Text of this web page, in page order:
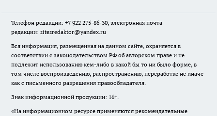
Телефон редакции: +7 922 275-86-30, электронная почта
редакции: sitesredaktor@yandex.ru
Вся информация, размещенная на данном сайте, охраняется в
соответствии с законодательством РФ об авторском праве и не
подлежит использованию кем-либо в какой бы то ни было форме, в
том числе воспроизведению, распространению, переработке не иначе
как с письменного разрешения правообладателя.
Знак информационной продукции: 16+.
«На информационном ресурсе применяются рекомендательные